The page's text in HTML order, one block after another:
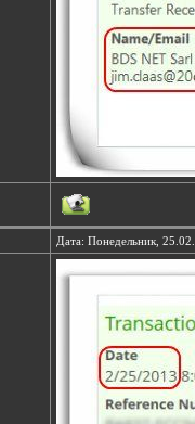
Дата: Понедельник,